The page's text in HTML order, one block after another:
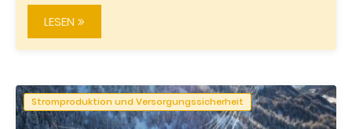
LESEN
Stromproduktion und Versorgungssicherheit